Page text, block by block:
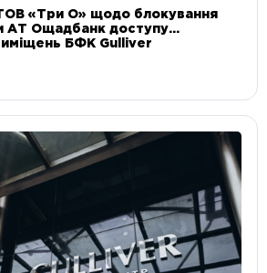
ТОВ «Три О» щодо блокування
АТ Ощадбанк доступу
БФК Gulliver